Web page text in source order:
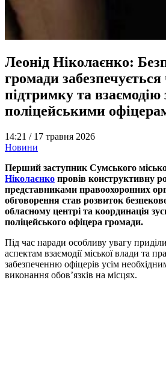
Леонід Ніколаєнко:
громади забезпечується
підтримку та взаємодію
поліцейськими
14:21 / 17 травня 2026
Новини
Перший заступник Сумського
Ніколаєнко провів конструктивну
представниками правоохоронних
обговорення став розвиток
обласному центрі та координація
поліцейського офіцера громади.
Під час наради особливу увагу
аспектам взаємодії міської влади та
забезпеченню офіцерів усім
виконання обов’язків на місцях.